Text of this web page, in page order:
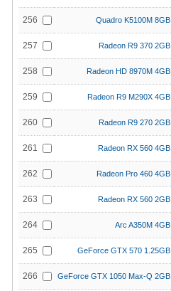
256 Quadro K5100M 8GB
257 Radeon R9 370 2GB
258 Radeon HD 8970M 4GB
259 Radeon R9 M290X 4GB
260 Radeon R9 270 2GB
261 Radeon RX 560 4GB
262 Radeon Pro 460 4GB
263 Radeon RX 560 2GB
264 Arc A350M 4GB
265 GeForce GTX 570 1.25GB
266 GeForce GTX 1050 Max-Q 2GB